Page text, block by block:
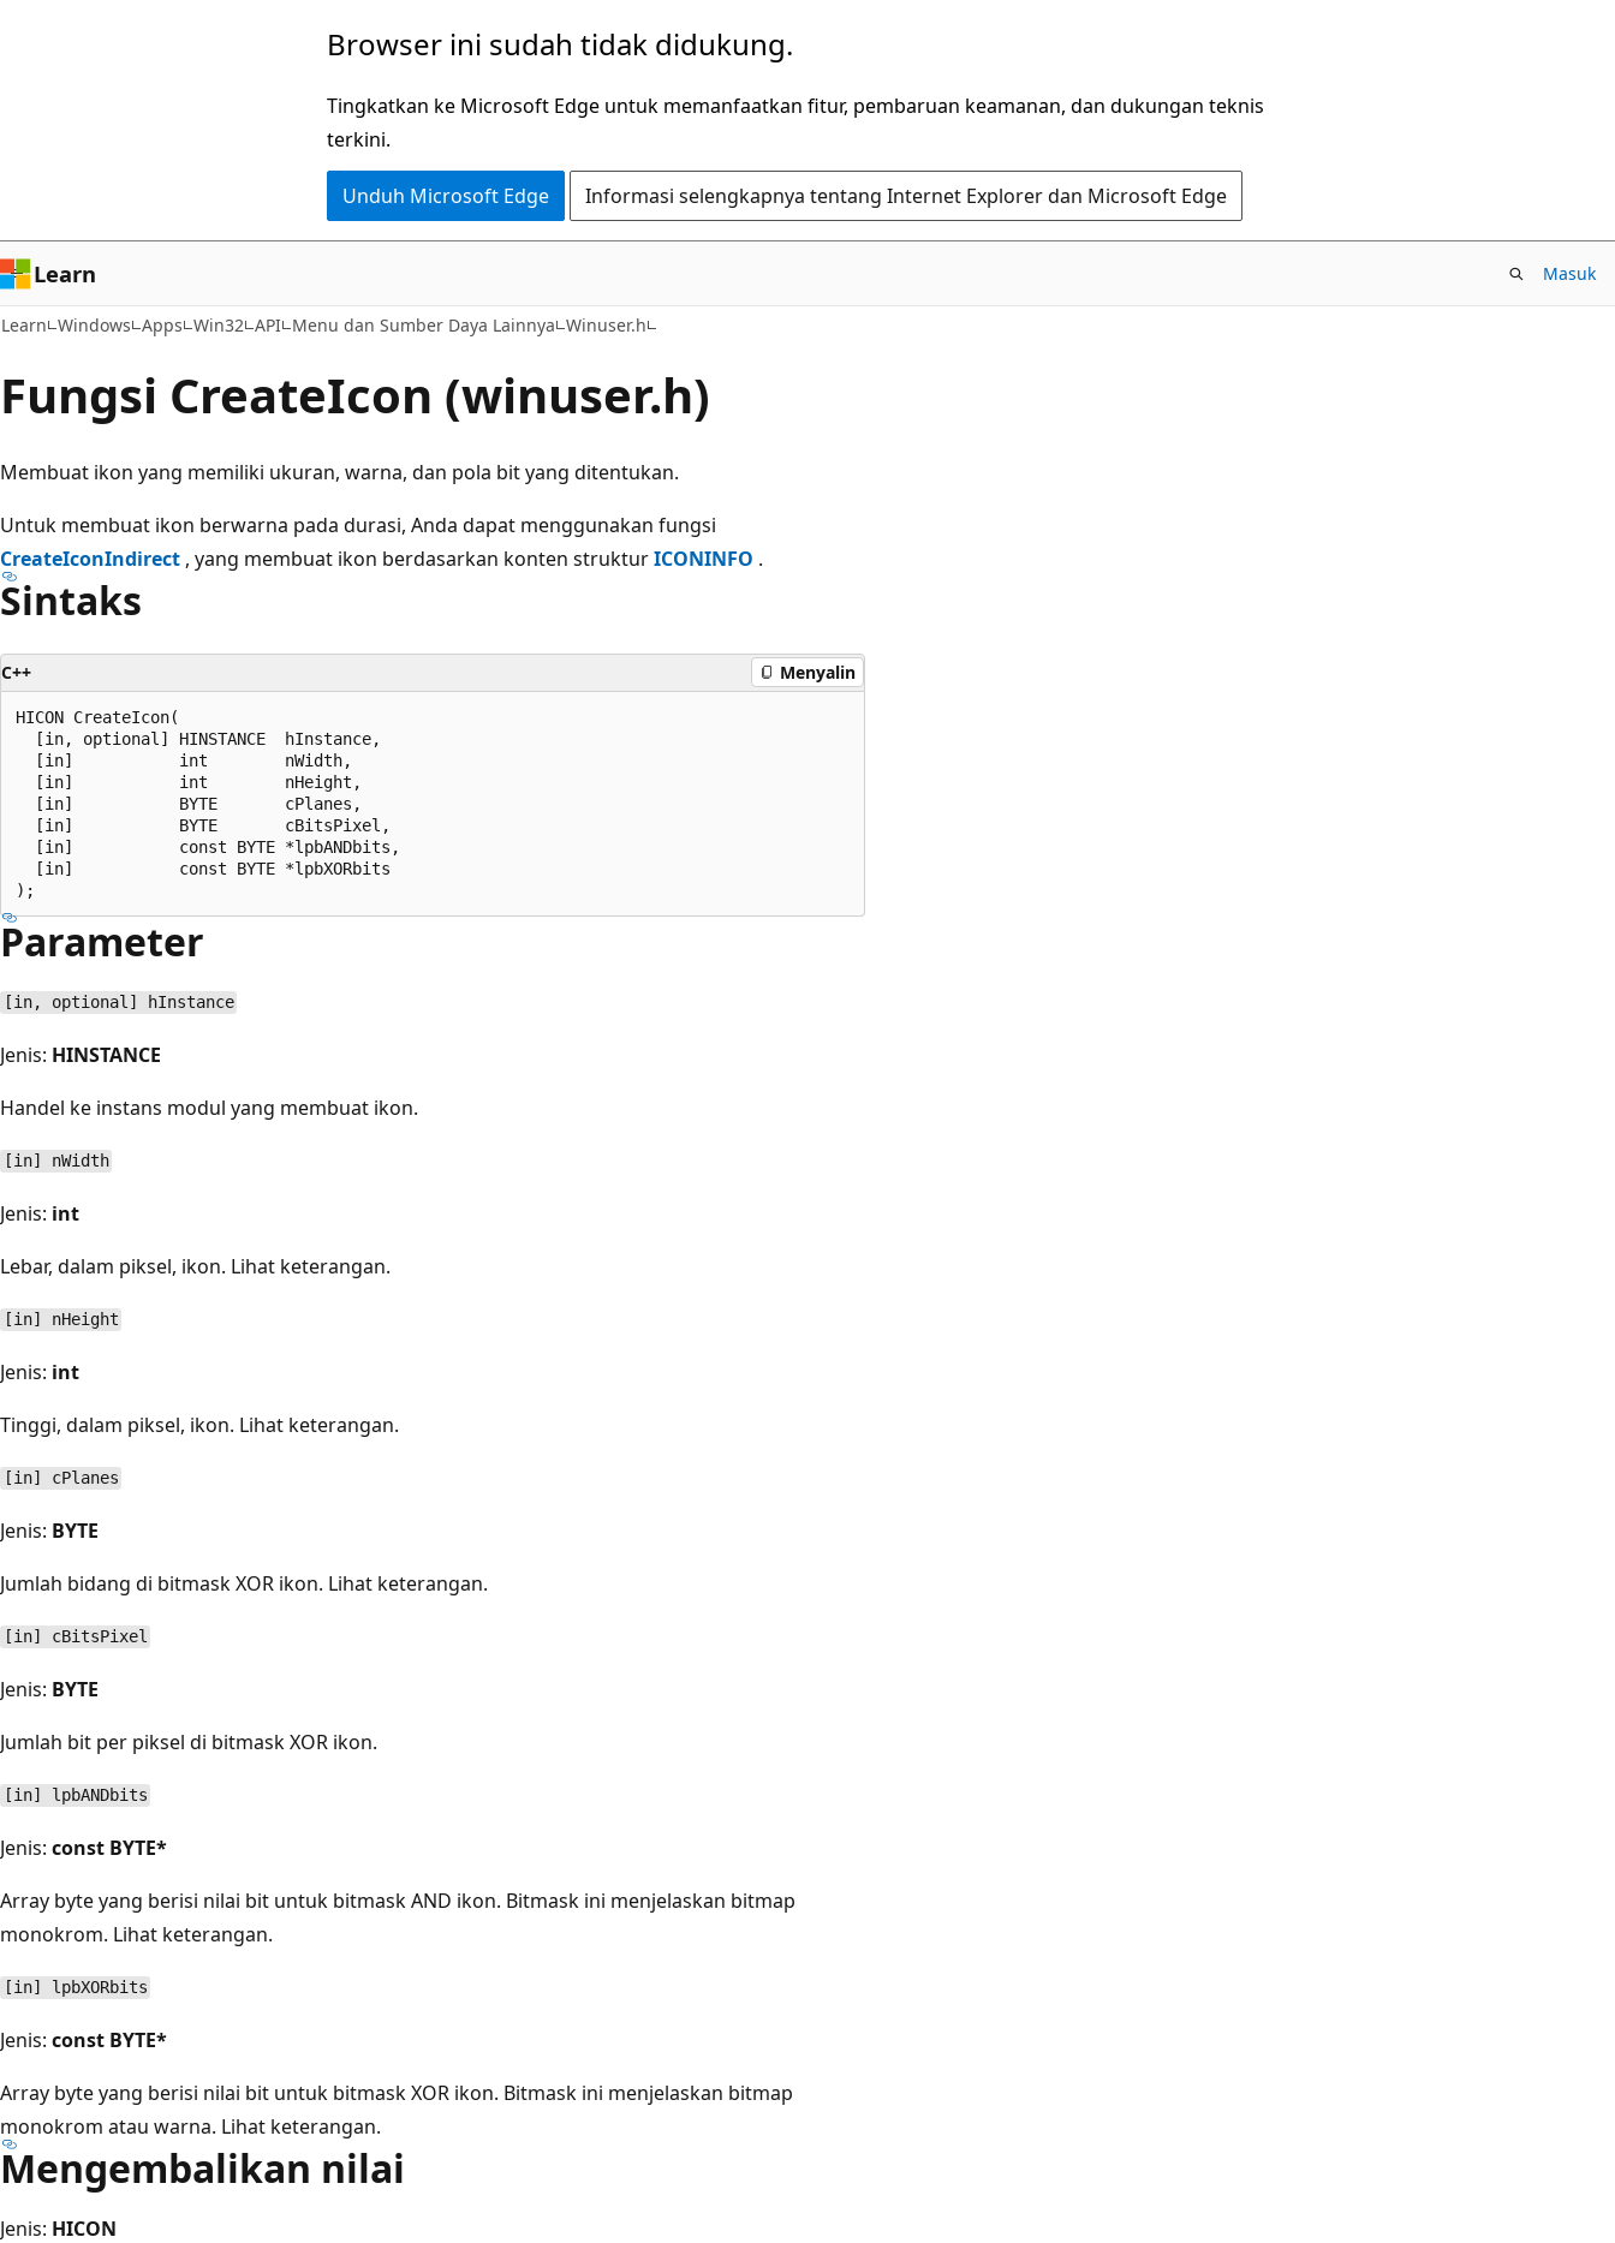
Browser ini sudah tidak didukung.
Tingkatkan ke Microsoft Edge untuk memanfaatkan fitur, pembaruan keamanan, dan dukungan teknis
terkini.
Unduh Microsoft Edge Informasi selengkapnya tentang Internet Explorer dan Microsoft Edge
Learn Masuk
Learn Windows Apps Win32 API Menu dan Sumber Daya Lainnya Winuser.h
Fungsi CreateIcon (winuser.h)
Membuat ikon yang memiliki ukuran, warna, dan pola bit yang ditentukan.
Untuk membuat ikon berwarna pada durasi, Anda dapat menggunakan fungsi
CreateIconIndirect , yang membuat ikon berdasarkan konten strukturICONINFO .
Sintaks
C++ Menyalin
HICON CreateIcon(
  [in, optional] HINSTANCE  hInstance,
  [in]           int        nWidth,
  [in]           int        nHeight,
  [in]           BYTE       cPlanes,
  [in]           BYTE       cBitsPixel,
  [in]           const BYTE *lpbANDbits,
  [in]           const BYTE *lpbXORbits
Parameter
[in, optional] hInstance
Jenis: HINSTANCE
Handel ke instans modul yang membuat ikon.
[in] nWidth
Jenis: int
Lebar, dalam piksel, ikon. Lihat keterangan.
[in] nHeight
Jenis: int
Tinggi, dalam piksel, ikon. Lihat keterangan.
[in] cPlanes
Jenis: BYTE
Jumlah bidang di bitmask XOR ikon. Lihat keterangan.
[in] cBitsPixel
Jenis: BYTE
Jumlah bit per piksel di bitmask XOR ikon.
[in] lpbANDbits
Jenis: const BYTE*
Array byte yang berisi nilai bit untuk bitmask AND ikon. Bitmask ini menjelaskan bitmap
monokrom. Lihat keterangan.
[in] lpbXORbits
Jenis: const BYTE*
Array byte yang berisi nilai bit untuk bitmask XOR ikon. Bitmask ini menjelaskan bitmap
monokrom atau warna. Lihat keterangan.
Mengembalikan nilai
Jenis: HICON